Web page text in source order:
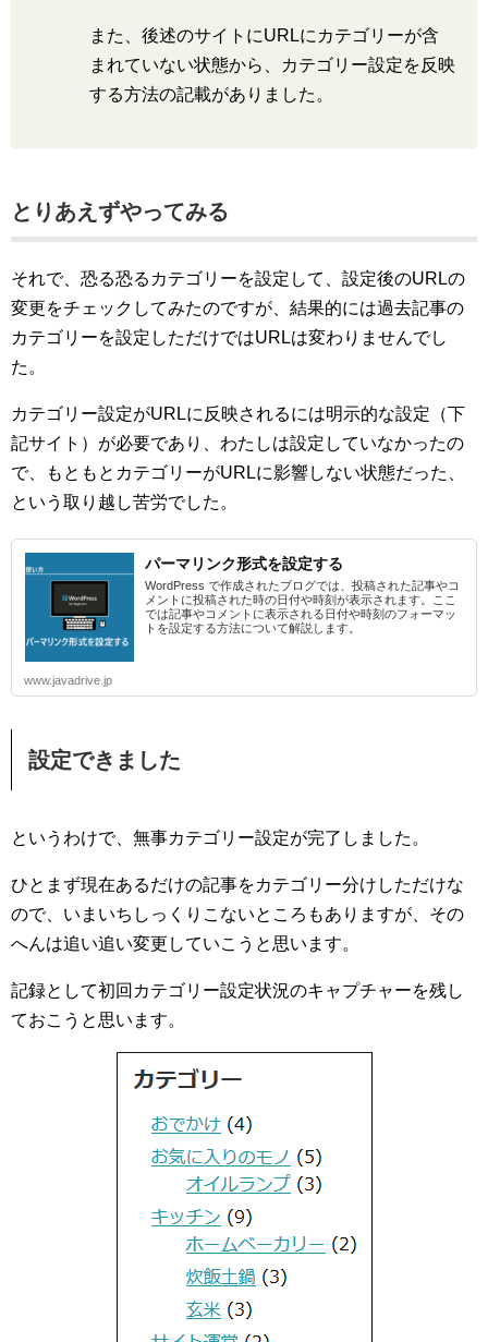
また、後述のサイトにURLにカテゴリーが含
まれていない状態から、カテゴリー設定を反映
する方法の記載がありました。
とりあえずやってみる
それで、恐る恐るカテゴリーを設定して、設定後のURLの
変更をチェックしてみたのですが、結果的には過去記事の
カテゴリーを設定しただけではURLは変わりませんでし
た。
カテゴリー設定がURLに反映されるには明示的な設定（下
記サイト）が必要であり、わたしは設定していなかったの
で、もともとカテゴリーがURLに影響しない状態だった、
という取り越し苦労でした。
パーマリンク形式を設定する
WordPress で作成されたブログでは、投稿された記事やコ
メントに投稿された時の日付や時刻が表示されます。ここ
では記事やコメントに表示される日付や時刻のフォーマッ
トを設定する方法について解説します。
www.javadrive.jp
設定できました
というわけで、無事カテゴリー設定が完了しました。
ひとまず現在あるだけの記事をカテゴリー分けしただけな
ので、いまいちしっくりこないところもありますが、その
へんは追い追い変更していこうと思います。
記録として初回カテゴリー設定状況のキャプチャーを残し
ておこうと思います。